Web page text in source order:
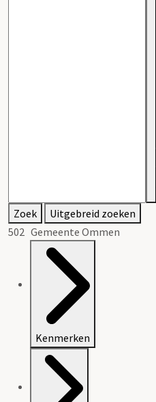
Zoek
Uitgebreid zoeken
502 Gemeente Ommen
Kenmerken